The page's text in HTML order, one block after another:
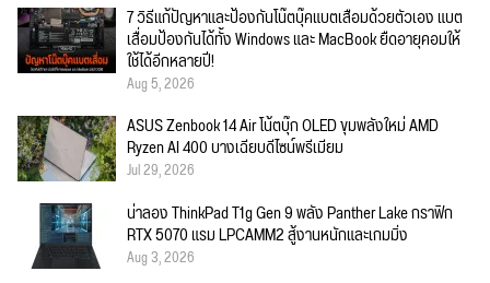
7 วิธีแก้ปัญหาและป้องกันโน๊ตบุ๊คแบตเสื่อมด้วยตัวเอง แบต
เสื่อมป้องกันได้ทั้ง Windows และ MacBook ยืดอายุคอมให้
ใช้ได้อีกหลายปี!
Aug 5, 2026
ASUS Zenbook 14 Air โน้ตบุ๊ก OLED ขุมพลังใหม่ AMD
Ryzen AI 400 บางเฉียบดีไซน์พรีเมียม
Jul 29, 2026
น่าลอง ThinkPad T1g Gen 9 พลัง Panther Lake กราฟิก
RTX 5070 แรม LPCAMM2 สู้งานหนักและเกมมิ่ง
Aug 3, 2026